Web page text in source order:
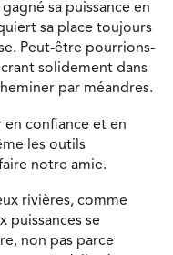
sa puissance en
sa place toujours
Peut-être pourrions-
solidement dans
par méandres.
confiance et en
les outils
notre amie.
rivières, comme
puissances se
non pas parce